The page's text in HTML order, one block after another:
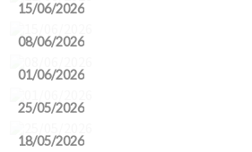
15/06/2026
08/06/2026
01/06/2026
25/05/2026
18/05/2026